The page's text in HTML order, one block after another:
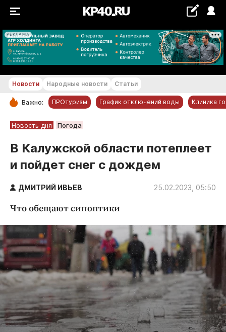
РЕКЛАМА
+17...+18 °С
РУБРИКИ
Новости компаний
Статьи
Народные новости
Авто и транспорт
Криминал
Культура
Недвижимость и ЖКХ
Образование
Общество
Погода
Праздники
Новости Народные новости Статьи
Важно: ПРОтуризм График отключений воды Клиника
Новость дня Погода
В Калужской области потеплеет
и пойдет снег с дождем
ДМИТРИЙ ИВЬЕВ 25.02.2023, 05:50
Что обещают синоптики